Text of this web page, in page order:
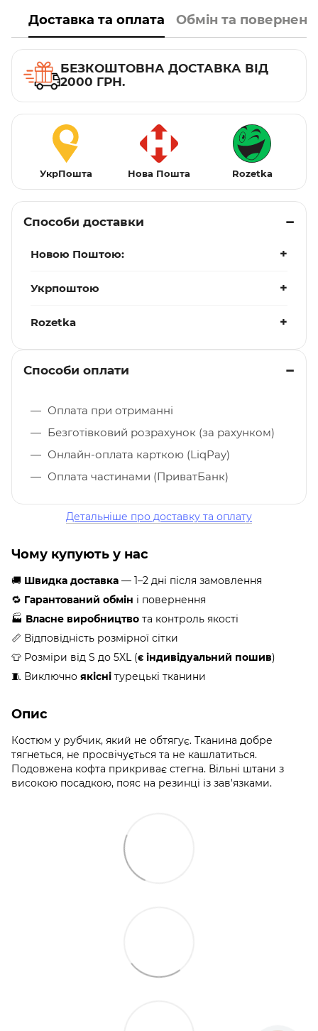
Доставка та оплата Обмін та
БЕЗКОШТОВНА ДОСТАВКА ВІД
2000 ГРН.
УкрПошта Нова Пошта Rozetka
Способи доставки
Новою Поштою:
Укрпоштою
Rozetka
Способи оплати
Оплата при отриманні
Безготівковий розрахунок (за рахунком)
Онлайн-оплата карткою (LiqPay)
Оплата частинами (ПриватБанк)
Детальніше про доставку та оплату
Чому купують у нас
🚚 Швидка доставка — 1–2 дні після замовлення
🔁 Гарантований обмін і повернення
🏭 Власне виробництво та контроль якості
📏 Відповідність розмірної сітки
👕 Розміри від S до 5XL (є індивідуальний пошив)
🧵 Виключно якісні турецькі тканини
Опис
Костюм у рубчик, який не обтягує. Тканина добре
тягнеться, не просвічується та не кашлатиться.
Подовжена кофта прикриває стегна. Вільні штани з
високою посадкою, пояс на резинці із зав'язками.